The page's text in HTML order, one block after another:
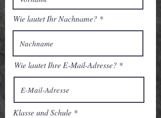
Wie lautet Ihr Nachname?
Wie lautet Ihre E-Mail-Adresse?
Klasse und Schule